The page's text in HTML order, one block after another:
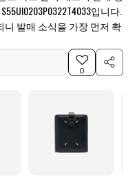
입니다.
발매 소식을 가장 먼저 확
0